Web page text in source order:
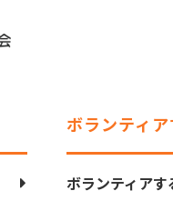
ボランティ
ボランティアす